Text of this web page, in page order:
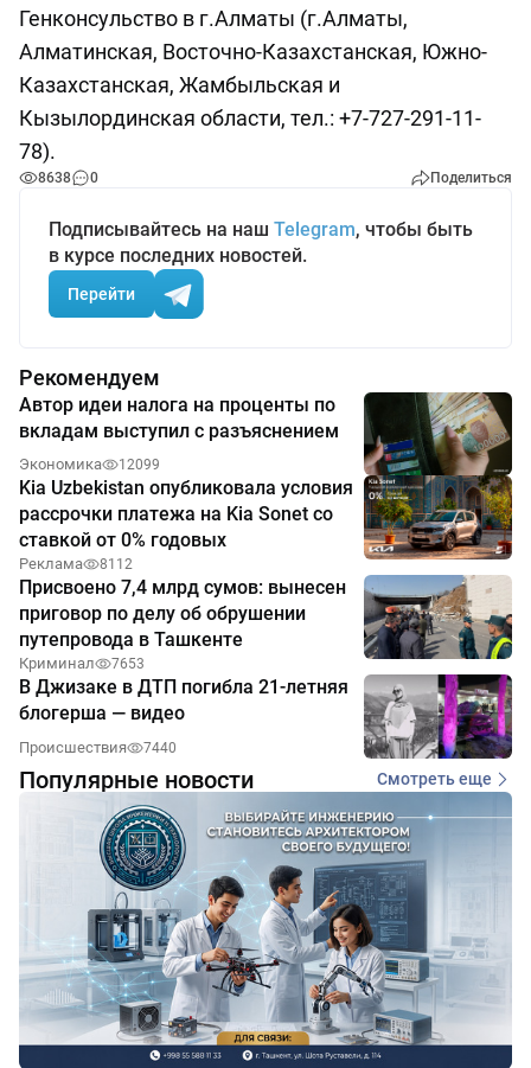
Генконсульство в г.Алматы (г.Алматы,
Алматинская, Восточно-Казахстанская, Южно-
Казахстанская, Жамбыльская и
Кызылординская области, тел.: +7-727-291-11-
78).
8638 0 Поделиться
Подписывайтесь на наш Telegram, чтобы быть
в курсе последних новостей.
Перейти
Рекомендуем
Автор идеи налога на проценты по
вкладам выступил с разъяснением
Экономика 12099
Kia Uzbekistan опубликовала условия
рассрочки платежа на Kia Sonet со
ставкой от 0% годовых
Реклама 8112
Присвоено 7,4 млрд сумов: вынесен
приговор по делу об обрушении
путепровода в Ташкенте
Криминал 7653
В Джизаке в ДТП погибла 21-летняя
блогерша — видео
Происшествия 7440
Популярные новости Смотреть еще